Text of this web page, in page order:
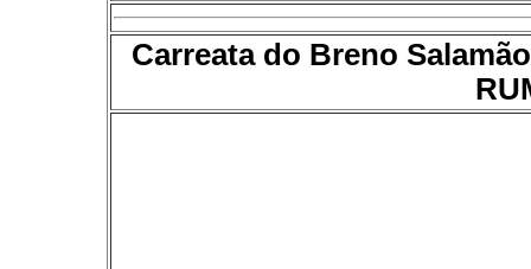
Carreata do Breno